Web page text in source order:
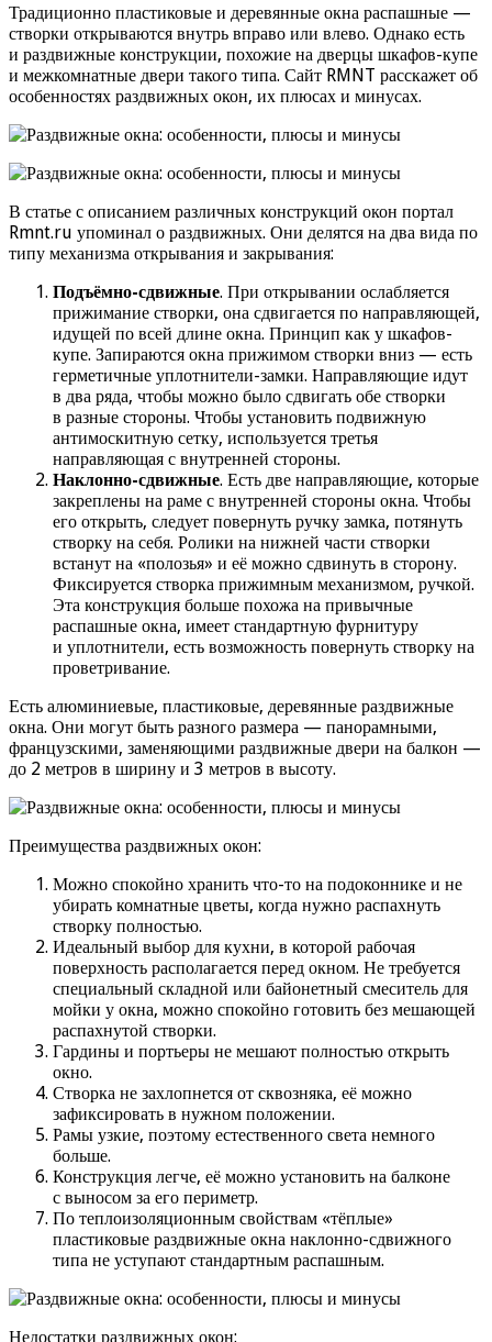
Традиционно пластиковые и деревянные окна распашные —
створки открываются внутрь вправо или влево. Однако есть
и раздвижные конструкции, похожие на дверцы шкафов-купе
и межкомнатные двери такого типа. Сайт RMNT расскажет об
особенностях раздвижных окон, их плюсах и минусах.
В статье с описанием различных конструкций окон портал
Rmnt.ru упоминал о раздвижных. Они делятся на два вида по
типу механизма открывания и закрывания:
Подъёмно-сдвижные. При открывании ослабляется
прижимание створки, она сдвигается по направляющей,
идущей по всей длине окна. Принцип как у шкафов-
купе. Запираются окна прижимом створки вниз — есть
герметичные уплотнители-замки. Направляющие идут
в два ряда, чтобы можно было сдвигать обе створки
в разные стороны. Чтобы установить подвижную
антимоскитную сетку, используется третья
направляющая с внутренней стороны.
Наклонно-сдвижные. Есть две направляющие, которые
закреплены на раме с внутренней стороны окна. Чтобы
его открыть, следует повернуть ручку замка, потянуть
створку на себя. Ролики на нижней части створки
встанут на «полозья» и её можно сдвинуть в сторону.
Фиксируется створка прижимным механизмом, ручкой.
Эта конструкция больше похожа на привычные
распашные окна, имеет стандартную фурнитуру
и уплотнители, есть возможность повернуть створку на
проветривание.
Есть алюминиевые, пластиковые, деревянные раздвижные
окна. Они могут быть разного размера — панорамными,
французскими, заменяющими раздвижные двери на балкон —
до 2 метров в ширину и 3 метров в высоту.
Преимущества раздвижных окон:
Можно спокойно хранить что-то на подоконнике и не
убирать комнатные цветы, когда нужно распахнуть
створку полностью.
Идеальный выбор для кухни, в которой рабочая
поверхность располагается перед окном. Не требуется
специальный складной или байонетный смеситель для
мойки у окна, можно спокойно готовить без мешающей
распахнутой створки.
Гардины и портьеры не мешают полностью открыть
окно.
Створка не захлопнется от сквозняка, её можно
зафиксировать в нужном положении.
Рамы узкие, поэтому естественного света немного
больше.
Конструкция легче, её можно установить на балконе
с выносом за его периметр.
По теплоизоляционным свойствам «тёплые»
пластиковые раздвижные окна наклонно-сдвижного
типа не уступают стандартным распашным.
Недостатки раздвижных окон: